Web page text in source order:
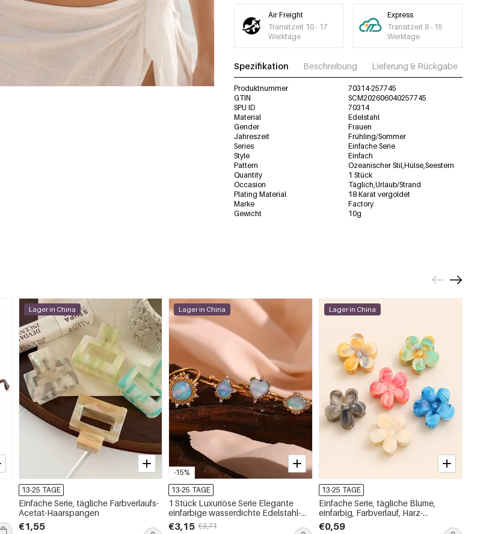
Air Freight
Transitzeit 10 - 17
Werktage
Express
Transitzeit 8 - 15
Werktage
Spezifikation Beschreibung Lieferung & Rückgabe
Produktnummer
70314-257745
GTIN
SCM202606040257745
SPU ID
70314
Material
Edelstahl
Gender
Frauen
Jahreszeit
Frühling/Sommer
Series
Einfache Serie
Style
Einfach
Pattern
Ozeanischer Stil,Hülse,Seestern
Quantity
1 Stück
Occasion
Täglich,Urlaub/Strand
Plating Material
18 Karat vergoldet
Marke
Factory
Gewicht
10g
Lager in China
13-25 TAGE
Einfache Serie, tägliche Farbverlaufs-
Acetat-Haarspangen
€1,55
-15%
Lager in China
13-25 TAGE
1 Stück Luxuriöse Serie Elegante
einfarbige wasserdichte Edelstahl-
Statement-Ringe
€3,15 €3,71
Lager in China
13-25 TAGE
Einfache Serie, tägliche Blume,
einfarbig, Farbverlauf, Harz-
Haarkrallen
€0,59